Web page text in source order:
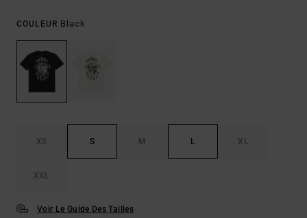
COULEUR Black
XS S M L XL
XXL
Voir Le Guide Des Tailles